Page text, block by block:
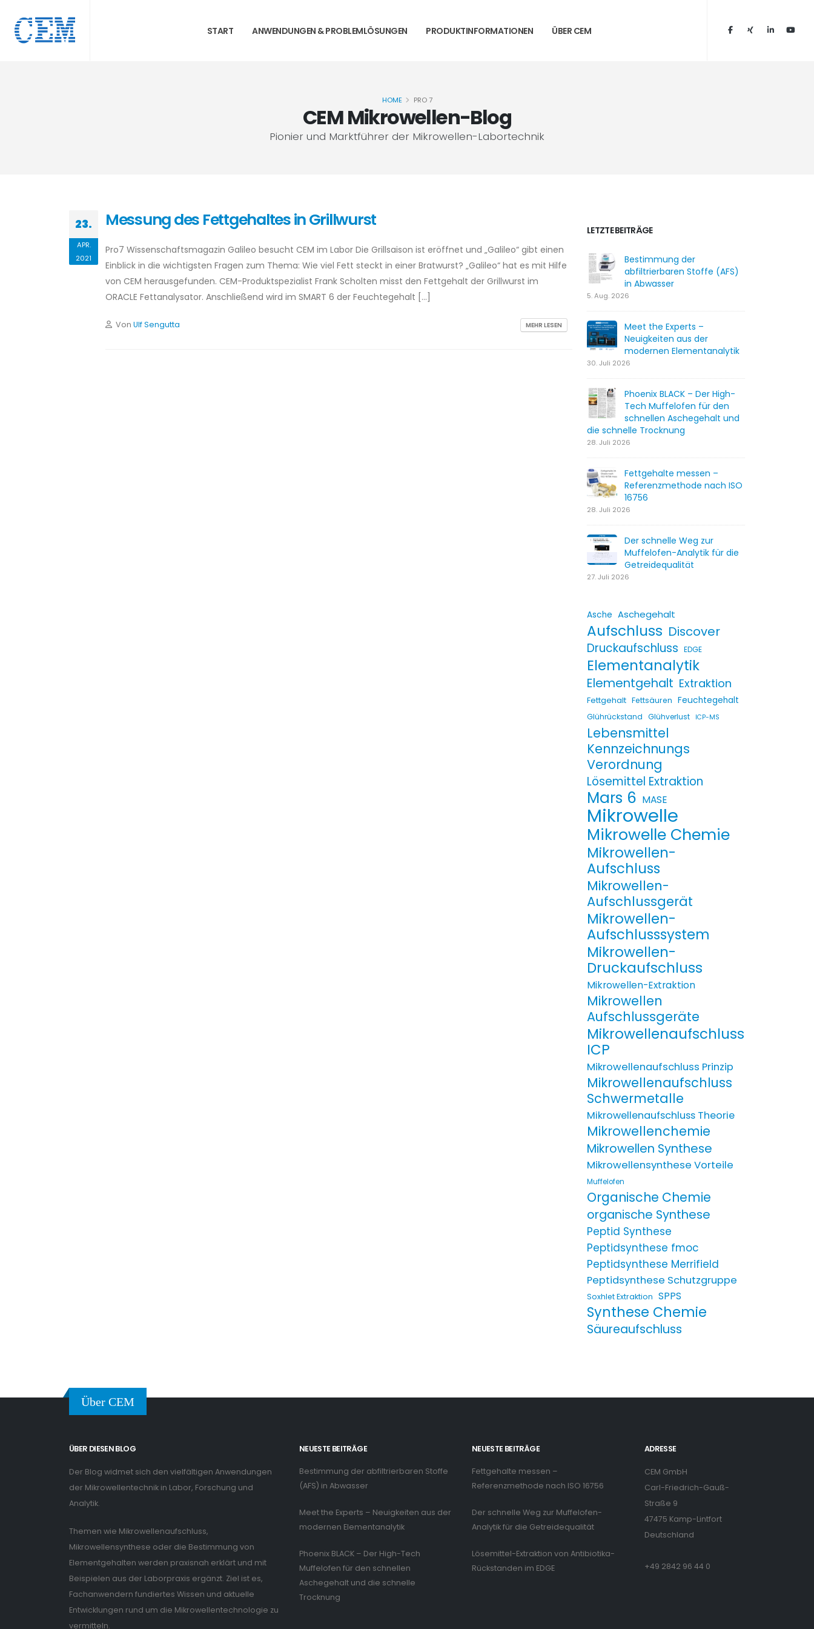
START ANWENDUNGEN & PROBLEMLÖSUNGEN PRODUKTINFORMATIONEN ÜBER CEM
CEM Mikrowellen-Blog
Pionier und Marktführer der Mikrowellen-Labortechnik
HOME PRO 7
LETZTE BEITRÄGE
Bestimmung der
abfiltrierbaren Stoffe (AFS)
in Abwasser
5. Aug. 2026
Meet the Experts –
Neuigkeiten aus der
modernen Elementanalytik
30. Juli 2026
Phoenix BLACK – Der High-
Tech Muffelofen für den
schnellen Aschegehalt und
die schnelle Trocknung
28. Juli 2026
Fettgehalte messen –
Referenzmethode nach ISO
16756
28. Juli 2026
Der schnelle Weg zur
Muffelofen-Analytik für die
Getreidequalität
27. Juli 2026
Asche Aschegehalt
Aufschluss Discover
Druckaufschluss EDGE
Elementanalytik
Elementgehalt Extraktion
Fettgehalt Fettsäuren Feuchtegehalt
Glührückstand Glühverlust ICP-MS
Lebensmittel
Kennzeichnungs
Verordnung
Lösemittel Extraktion
Mars 6 MASE
Mikrowelle
Mikrowelle Chemie
Mikrowellen-
Aufschluss
Mikrowellen-
Aufschlussgerät
Mikrowellen-
Aufschlusssystem
Mikrowellen-
Druckaufschluss
Mikrowellen-Extraktion
Mikrowellen
Aufschlussgeräte
Mikrowellenaufschluss
ICP
Mikrowellenaufschluss Prinzip
Mikrowellenaufschluss
Schwermetalle
Mikrowellenaufschluss Theorie
Mikrowellenchemie
Mikrowellen Synthese
Mikrowellensynthese Vorteile
Muffelofen
Organische Chemie
organische Synthese
Peptid Synthese
Peptidsynthese fmoc
Peptidsynthese Merrifield
Peptidsynthese Schutzgruppe
Soxhlet Extraktion SPPS
Synthese Chemie
Säureaufschluss
23.
APR.
2021
Messung des Fettgehaltes in Grillwurst
Pro7 Wissenschaftsmagazin Galileo besucht CEM im Labor Die Grillsaison ist eröffnet und „Galileo“ gibt einen
Einblick in die wichtigsten Fragen zum Thema: Wie viel Fett steckt in einer Bratwurst? „Galileo“ hat es mit Hilfe
von CEM herausgefunden. CEM-Produktspezialist Frank Scholten misst den Fettgehalt der Grillwurst im
ORACLE Fettanalysator. Anschließend wird im SMART 6 der Feuchtegehalt […]
Von Ulf Sengutta MEHR LESEN
Über CEM
ÜBER DIESEN BLOG
Der Blog widmet sich den vielfältigen Anwendungen
der Mikrowellentechnik in Labor, Forschung und
Analytik.
Themen wie Mikrowellenaufschluss,
Mikrowellensynthese oder die Bestimmung von
Elementgehalten werden praxisnah erklärt und mit
Beispielen aus der Laborpraxis ergänzt. Ziel ist es,
Fachanwendern fundiertes Wissen und aktuelle
Entwicklungen rund um die Mikrowellentechnologie zu
vermitteln.
NEUESTE BEITRÄGE
Bestimmung der abfiltrierbaren Stoffe
(AFS) in Abwasser
Meet the Experts – Neuigkeiten aus der
modernen Elementanalytik
Phoenix BLACK – Der High-Tech
Muffelofen für den schnellen
Aschegehalt und die schnelle
Trocknung
NEUESTE BEITRÄGE
Fettgehalte messen –
Referenzmethode nach ISO 16756
Der schnelle Weg zur Muffelofen-
Analytik für die Getreidequalität
Lösemittel-Extraktion von Antibiotika-
Rückstanden im EDGE
ADRESSE
CEM GmbH
Carl-Friedrich-Gauß-
Straße 9
47475 Kamp-Lintfort
Deutschland
+49 2842 96 44 0